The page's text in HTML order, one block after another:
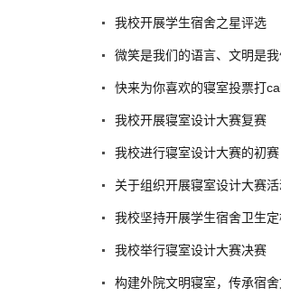
我校开展学生宿舍之星评选
微笑是我们的语言、文明是
快来为你喜欢的寝室投票打
我校开展寝室设计大赛复赛
我校进行寝室设计大赛的初赛
关于组织开展寝室设计大赛
我校坚持开展学生宿舍卫生
我校举行寝室设计大赛决赛
构建外院文明寝室，传承宿